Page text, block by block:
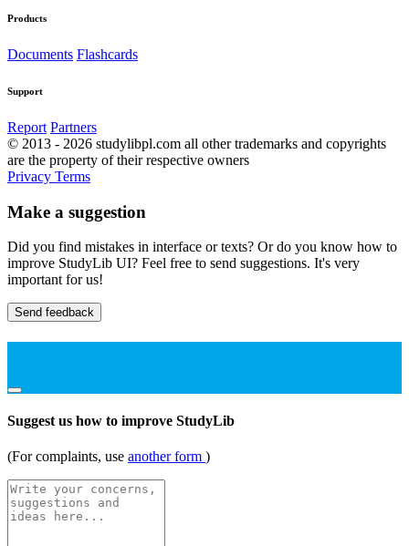
Products
Documents Flashcards
Support
Report Partners
© 2013 - 2026 studylibpl.com all other trademarks and copyrights
are the property of their respective owners
Privacy Terms
Make a suggestion
Did you find mistakes in interface or texts? Or do you know how to
improve StudyLib UI? Feel free to send suggestions. It's very
important for us!
Send feedback
Suggest us how to improve StudyLib
(For complaints, use another form )